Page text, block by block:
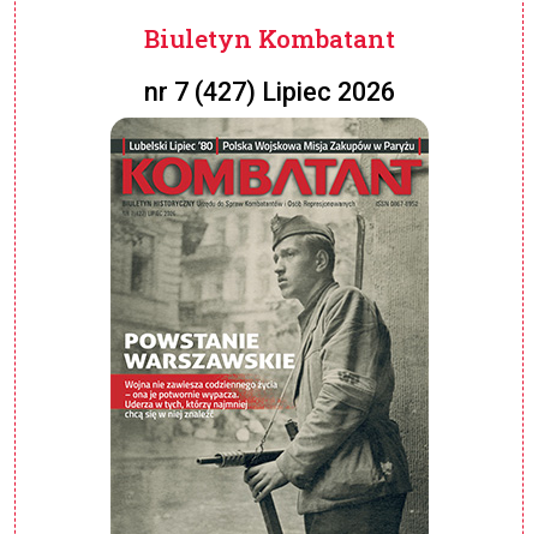
Biuletyn Kombatant
nr 7 (427) Lipiec 2026